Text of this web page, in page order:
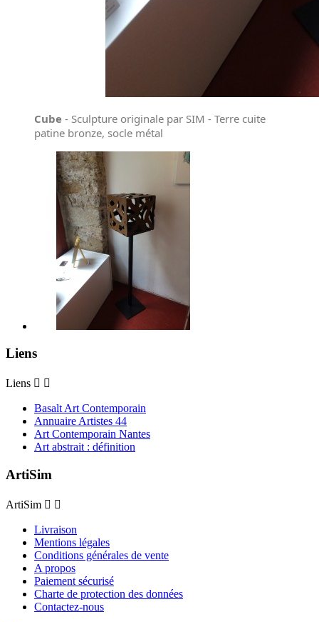
Cube - Sculpture originale par SIM - Terre cuite
patine bronze, socle métal
Liens
Liens  
Basalt Art Contemporain
Annuaire Artistes 44
Art Contemporain Nantes
Art abstrait : définition
ArtiSim
ArtiSim  
Livraison
Mentions légales
Conditions générales de vente
A propos
Paiement sécurisé
Charte de protection des données
Contactez-nous